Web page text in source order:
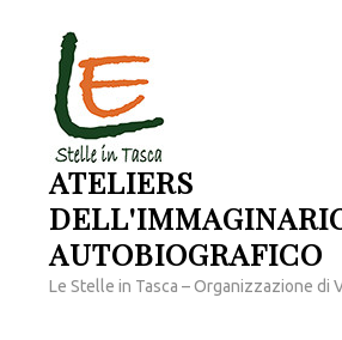
contenuto
(premi
invio)
ATELIERS
AUTOBIOGRAFICO
Le Stelle in Tasca – Organizzazione di